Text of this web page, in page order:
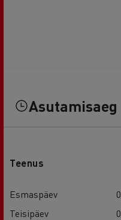
Asutamisaeg
Teenus
Esmaspäev
Teisipäev